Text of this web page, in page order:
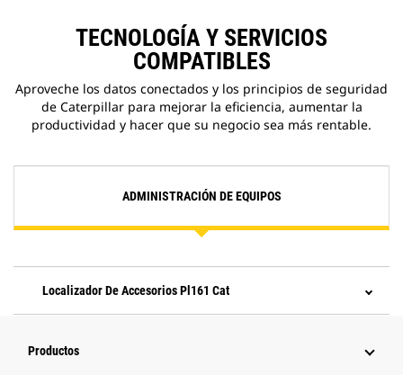
TECNOLOGÍA Y SERVICIOS
COMPATIBLES
Aproveche los datos conectados y los principios de seguridad
de Caterpillar para mejorar la eficiencia, aumentar la
productividad y hacer que su negocio sea más rentable.
ADMINISTRACIÓN DE EQUIPOS
Localizador De Accesorios Pl161 Cat
Productos